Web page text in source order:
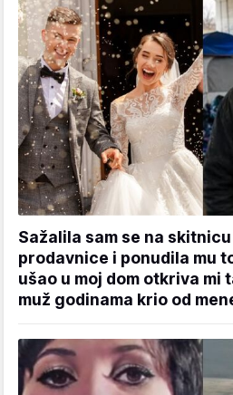
Sažalila sam se na
prodavnice i ponudila mu
ušao u moj dom otkriva mi
muž godinama krio od